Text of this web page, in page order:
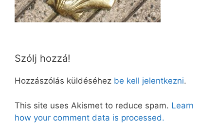
Szólj hozzá!
Hozzászólás küldéséhez be kell jelentkezni.
This site uses Akismet to reduce spam. Learn
how your comment data is processed.